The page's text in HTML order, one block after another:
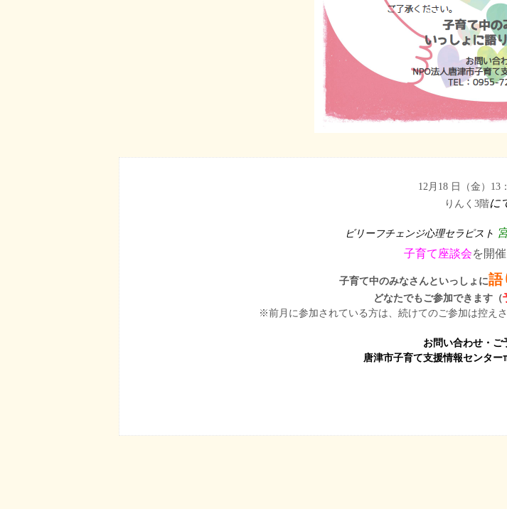
12 月18 日（金）13
りんく3階に
ビリーフチェンジ心理セラピスト
子育て座談会を開催
子育て中のみなさんといっしょに語
どなたでもご参加できます（
※前月に参加されている方は、続けてのご参加は控え
お問い合わせ・ご
唐津市子育て支援情報センター